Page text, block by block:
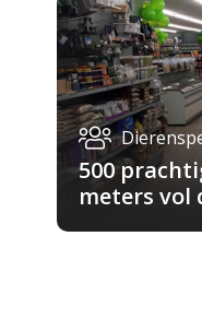
500
meters vol